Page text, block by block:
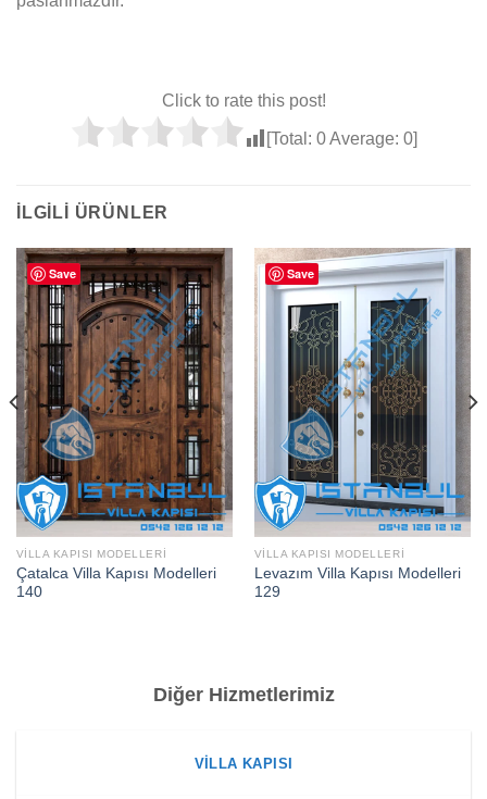
Click to rate this post!
[Total: 0Average: 0]
İLGILI ÜRÜNLER
Save
VILLA KAPISI MODELLERI
Çatalca Villa Kapısı Modelleri
140
Save
VILLA KAPISI MODELLERI
Levazım Villa Kapısı Modelleri
129
Diğer Hizmetlerimiz
VILLA KAPISI